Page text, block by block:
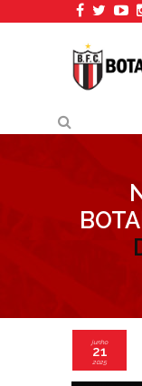
junho
21
2025